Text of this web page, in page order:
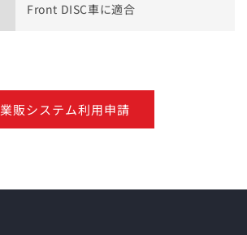
Front DISC車に適合
業販システム利用申請